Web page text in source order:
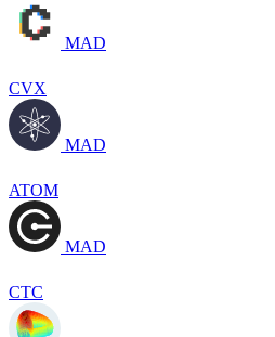
MAD
CVX
MAD
ATOM
MAD
CTC